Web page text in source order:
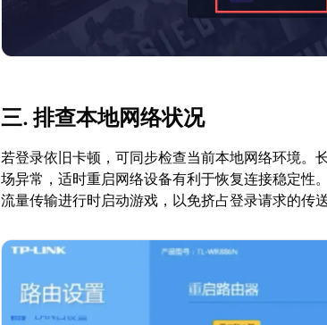
三. 排查本地网络状况
若登录依旧卡顿，可同步检查当前本地网络环境。
场异常，适时重启网络设备有利于恢复连接稳定性
流量传输进行时启动游戏，以免挤占登录请求的传送